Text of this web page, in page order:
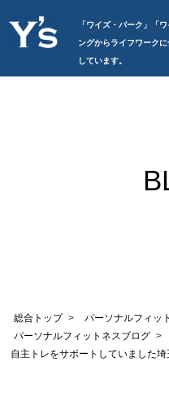
「ワイズ・パーク」「
ングからライフワーク
しています。
総合トップ
パーソナルフィッ
パーソナルフィットネスブログ
自主トレをサポートしていました